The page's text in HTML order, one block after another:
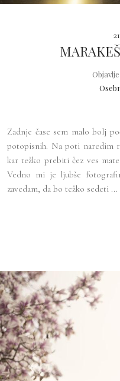
Zadnje čase sem malo bolj
potopisnih. Na poti naredim
kar težko prebiti čez ves
Vedno mi je ljubše
zavedam, da bo težko sedeti ...